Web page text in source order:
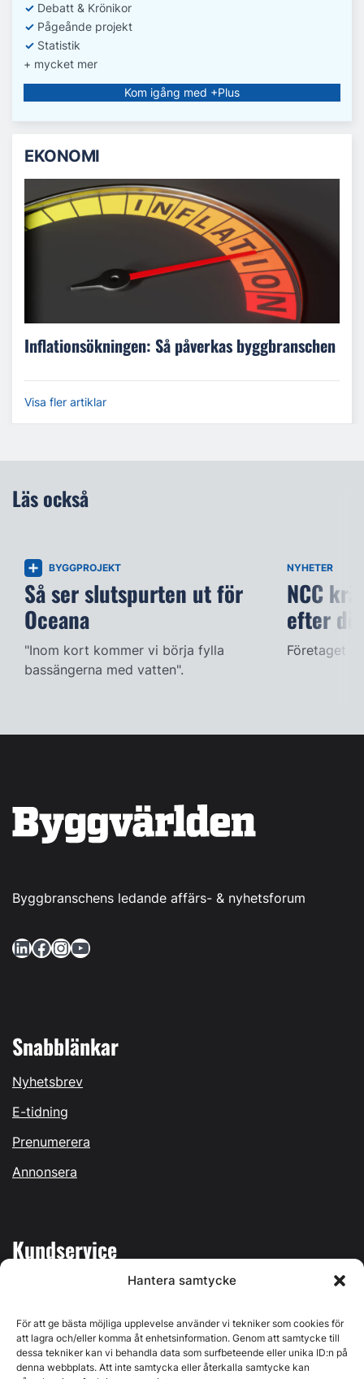
Hantera samtycke
För att ge bästa möjliga upplevelse använder vi tekniker som cookies för
att lagra och/eller komma åt enhetsinformation. Genom att samtycke till
dessa tekniker kan vi behandla data som surfbeteende eller unika ID:n på
denna webbplats. Att inte samtycka eller återkalla samtycke kan
✓ Debatt & Krönikor
✓ Pågeånde projekt
✓ Statistik
+ mycket mer
Kom igång med +Plus
EKONOMI
Inflationsökningen: Så påverkas byggbranschen
Visa fler artiklar
Läs också
BYGGPROJEKT
Så ser slutspurten ut för
Oceana
"Inom kort kommer vi börja fylla
bassängerna med vatten".
NYHETER
NCC
efter
Företaget
Byggbranschens ledande affärs- & nyhetsforum
LinkedIn Facebook InstagramYouTube
Snabblänkar
Nyhetsbrev
E-tidning
Prenumerera
Annonsera
Kundservice
Kontakta oss